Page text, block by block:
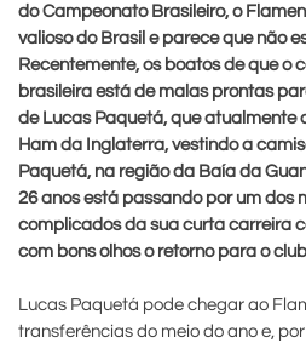
do Campeonato Brasileiro, o
valioso do Brasil e parece que não
Recentemente, os boatos de que o
brasileira está de malas prontas
de Lucas Paquetá, que atualmente
Ham da Inglaterra, vestindo a
Paquetá, na região da Baía da
26 anos está passando por um dos
complicados da sua curta carreira
com bons olhos o retorno para o
Lucas Paquetá pode chegar ao
transferências do meio do ano e,